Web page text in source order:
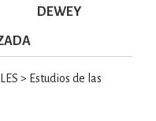
DEWEY
> Estudios de las